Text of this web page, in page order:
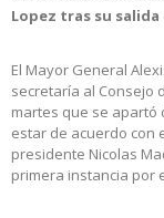
Lopez tras su
El Mayor General
secretaría al Consejo
martes que se apartó
estar de acuerdo con
presidente Nicolas
primera instancia por